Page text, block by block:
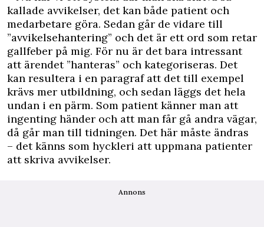
kallade avvikelser, det kan både patient och
medarbetare göra. Sedan går de vidare till
”avvikelsehantering” och det är ett ord som retar
gallfeber på mig. För nu är det bara intressant
att ärendet ”hanteras” och kategoriseras. Det
kan resultera i en paragraf att det till exempel
krävs mer utbildning, och sedan läggs det hela
undan i en pärm. Som patient känner man att
ingenting händer och att man får gå andra vägar,
då går man till tidningen. Det här måste ändras
– det känns som hyckleri att uppmana patienter
att skriva avvikelser.
Annons